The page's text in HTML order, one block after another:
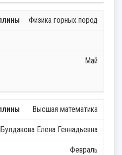
Физика горных пород
Май
Высшая математика
Булдакова Елена Геннадьевна
Февраль